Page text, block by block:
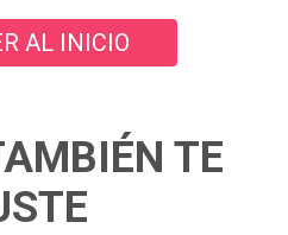
AL INICIO
TE